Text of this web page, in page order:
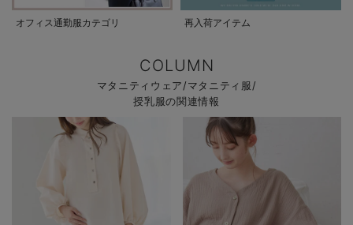
オフィス通勤服カテゴリ 再入荷アイテム
COLUMN
マタニティウェア/マタニティ服/
授乳服の関連情報